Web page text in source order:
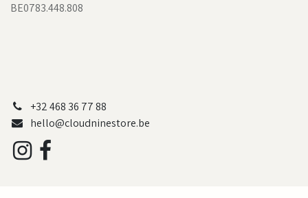
BE0783.448.808
+32 468 36 77 88
hello@cloudninestore.be